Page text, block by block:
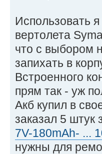
Использовать
вертолета
что с выбором
запихать в
Встроенного
прям так - уж
Акб купил в
заказал 5 штук
7V-180mAh- ...
нужны для